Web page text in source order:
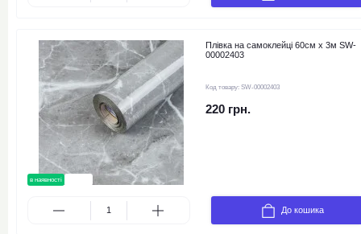
в наявності
Плівка на самоклейці 60см х 3м SW-
00002403
Код товару: SW-00002403
220 грн.
До кошика